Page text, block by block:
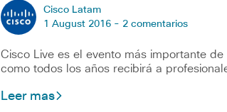
Cisco Latam
1 August 2016 - 2 comentarios
Cisco Live es el evento más importante de
como todos los años recibirá a
Leer mas